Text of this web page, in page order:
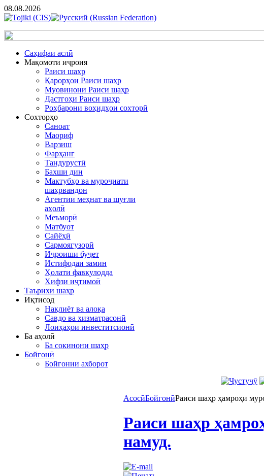
08.08.2026
Cаҳифаи аслӣ
Мақомоти иҷроия
Раиси шаҳр
Қарорҳои Раиси шаҳр
Муовинони Раиси шаҳр
Дастгоҳи Раиси шаҳр
Роҳбарони воҳидҳои сохторӣ
Сохторҳо
Саноат
Маориф
Варзиш
Фарҳанг
Тандурустӣ
Бахши дин
Мактубҳо ва муроҷиати
шаҳрвандон
Агентии меҳнат ва шуғли
аҳолӣ
Меъморӣ
Матбуот
Сайёҳӣ
Сармоягузорӣ
Иҷроиши буҷет
Истифодаи замин
Ҳолати фавқулодда
Хифзи иҷтимоӣ
Таърихи шаҳр
Иқтисод
Нақлиёт ва алоқа
Савдо ва хизматрасонӣ
Лоиҳаҳои инвеститсионӣ
Ба аҳолӣ
Ба сокинони шаҳр
Бойгонӣ
Бойгонии ахборот
АсосӣБойгонӣРаиси шаҳр ҳамроҳи
Раиси шаҳр
намуд.